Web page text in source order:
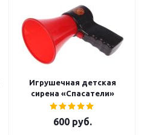
Игрушечная детская
сирена «Спасатели»
600руб.